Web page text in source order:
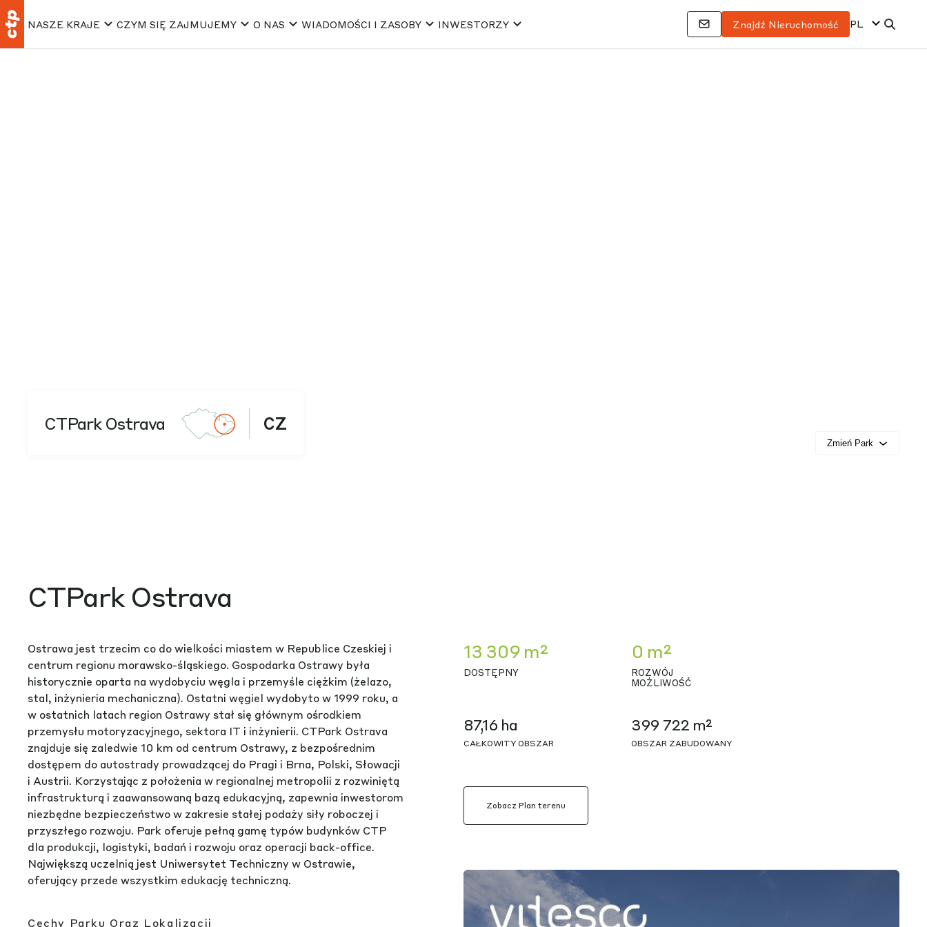
NASZE KRAJE CZYM SIĘ ZAJMUJEMY O NAS WIADOMOŚCI I ZASOBY INWESTORZY Znajdź Nieruchomość PL
CTPark Ostrava CZ
Zmień Park
CTPark Ostrava
Ostrawa jest trzecim co do wielkości miastem w Republice Czeskiej i
centrum regionu morawsko-śląskiego. Gospodarka Ostrawy była
historycznie oparta na wydobyciu węgla i przemyśle ciężkim (żelazo,
stal, inżynieria mechaniczna). Ostatni węgiel wydobyto w 1999 roku, a
w ostatnich latach region Ostrawy stał się głównym ośrodkiem
przemysłu motoryzacyjnego, sektora IT i inżynierii. CTPark Ostrava
znajduje się zaledwie 10 km od centrum Ostrawy, z bezpośrednim
dostępem do autostrady prowadzącej do Pragi i Brna, Polski, Słowacji
i Austrii. Korzystając z położenia w regionalnej metropolii z rozwiniętą
infrastrukturą i zaawansowaną bazą edukacyjną, zapewnia inwestorom
niezbędne bezpieczeństwo w zakresie stałej podaży siły roboczej i
przyszłego rozwoju. Park oferuje pełną gamę typów budynków CTP
dla produkcji, logistyki, badań i rozwoju oraz operacji back-office.
Największą uczelnią jest Uniwersytet Techniczny w Ostrawie,
oferujący przede wszystkim edukację techniczną.
Cechy Parku Oraz Lokalizacji
13 309 m²
DOSTĘPNY
0 m²
ROZWÓJ
MOŻLIWOŚĆ
87,16 ha
CAŁKOWITY OBSZAR
399 722 m²
OBSZAR ZABUDOWANY
Zobacz Plan terenu